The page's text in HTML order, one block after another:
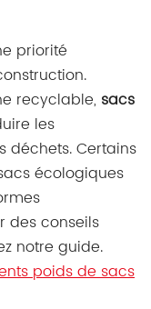
priorité
recyclable, sacs
les
déchets. Certains
écologiques
des conseils
notre guide.
poids de sacs